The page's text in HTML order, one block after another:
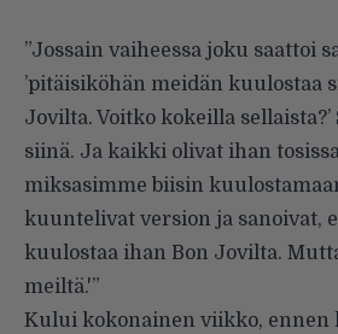
”Jossain vaiheessa joku saattoi
’pitäisiköhän meidän kuulostaa
Jovilta. Voitko kokeilla
siinä. Ja kaikki olivat ihan
miksasimme biisin
kuuntelivat version ja sanoivat,
kuulostaa ihan Bon Jovilta.
meiltä.'”
Kului kokonainen viikko, ennen